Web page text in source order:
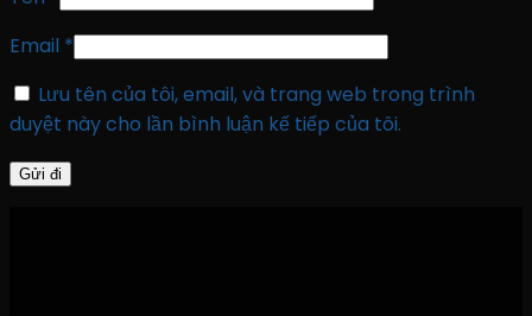
Email *
Lưu tên của tôi, email, và trang web trong trình
duyệt này cho lần bình luận kế tiếp của tôi.